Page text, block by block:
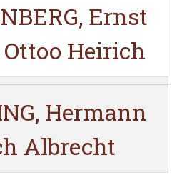
Ernst
Heirich
Hermann
Albrecht